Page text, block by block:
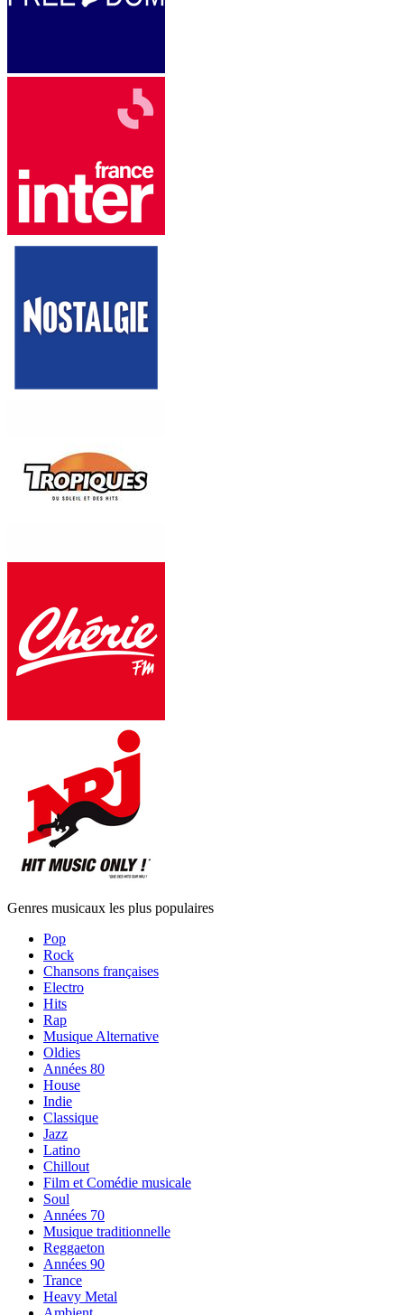
Genres musicaux les plus populaires
Pop
Rock
Chansons françaises
Electro
Hits
Rap
Musique Alternative
Oldies
Années 80
House
Indie
Classique
Jazz
Latino
Chillout
Film et Comédie musicale
Soul
Années 70
Musique traditionnelle
Reggaeton
Années 90
Trance
Heavy Metal